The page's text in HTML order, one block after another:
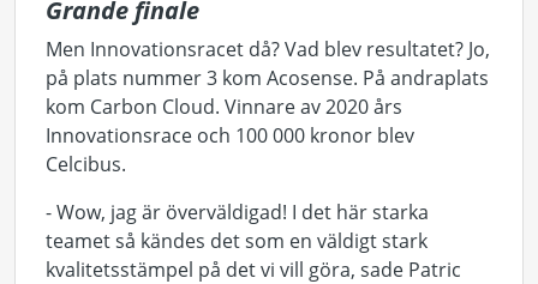
Grande finale
Men Innovationsracet då? Vad blev resultatet? Jo,
på plats nummer 3 kom Acosense. På andraplats
kom Carbon Cloud. Vinnare av 2020 års
Innovationsrace och 100 000 kronor blev
Celcibus.
- Wow, jag är överväldigad! I det här starka
teamet så kändes det som en väldigt stark
kvalitetsstämpel på det vi vill göra, sade Patric